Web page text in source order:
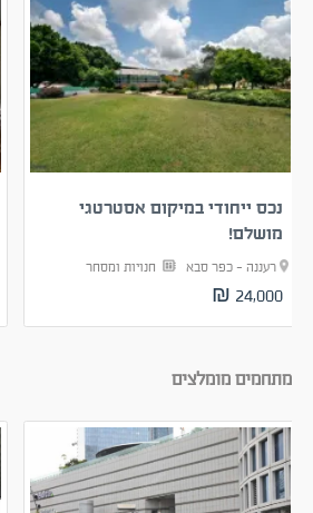
נכס ייחודי במיקום אסטרטגי
מושלם!
רעננה - כפר סבא חנויות ומסחר
24,000 ₪
מתחמים מומלצים